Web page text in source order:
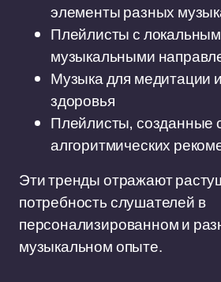
элементы разных
Плейлисты с
музыкальными
Музыка для медитации
здоровья
Плейлисты, созданные
алгоритмических
Эти тренды отражают
потребность слушателей в
персонализированном и
музыкальном опыте.